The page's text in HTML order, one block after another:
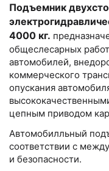
Подъемник
4000 кг.
общеслесарных
автомобилей,
коммерческого
опускания
цепным приводом
Автомобилльный
соответствии с
и безопасности.